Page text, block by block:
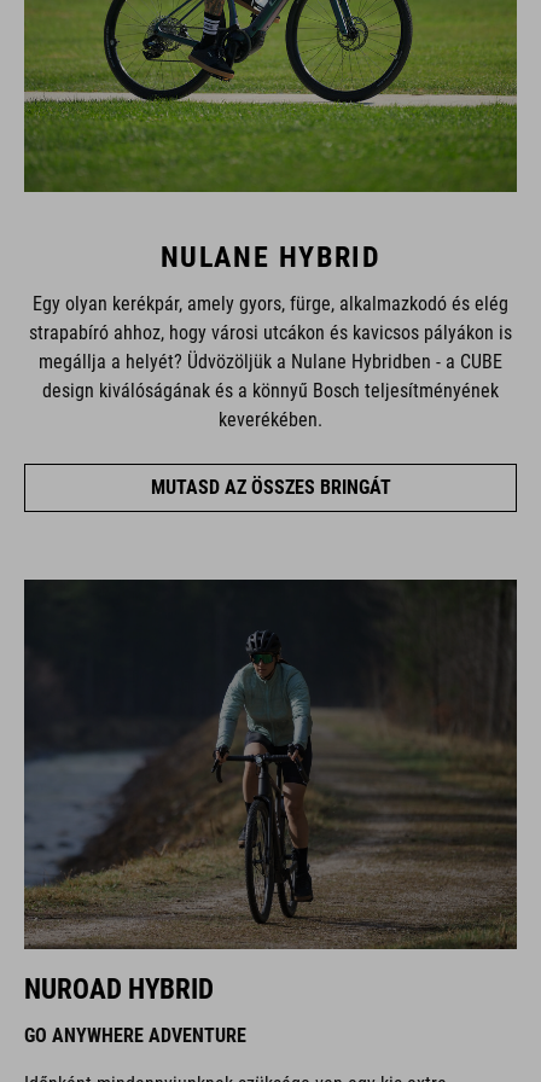
NULANE HYBRID
Egy olyan kerékpár, amely gyors, fürge, alkalmazkodó és elég
strapabíró ahhoz, hogy városi utcákon és kavicsos pályákon is
megállja a helyét? Üdvözöljük a Nulane Hybridben - a CUBE
design kiválóságának és a könnyű Bosch teljesítményének
keverékében.
MUTASD AZ ÖSSZES BRINGÁT
NUROAD HYBRID
GO ANYWHERE ADVENTURE